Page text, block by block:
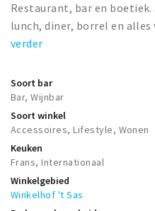
Breda Student Shop
Draai aan het rad!
Sport
Nieuws
Bezienswaardigheden
Musea, theaters & podia
Uitjes & activiteiten
Restaurant, bar en
lunch, diner, borrel en
verder
Soort bar
Bar, Wijnbar
Soort winkel
Accessoires, Lifestyle, Wonen
Keuken
Frans, Internationaal
Winkelgebied
Winkelhof 't Sas